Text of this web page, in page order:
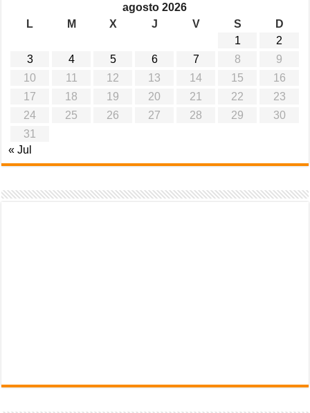
agosto 2026
L
M X J V S
D
1
2
3
4 5 6 7 8
9
10
11 12 13 14 15
16
17
18 19 20 21 22
23
24
25 26 27 28 29
30
31
« Jul